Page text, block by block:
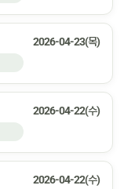
2026-04-23(목)
2026-04-22(수)
2026-04-22(수)